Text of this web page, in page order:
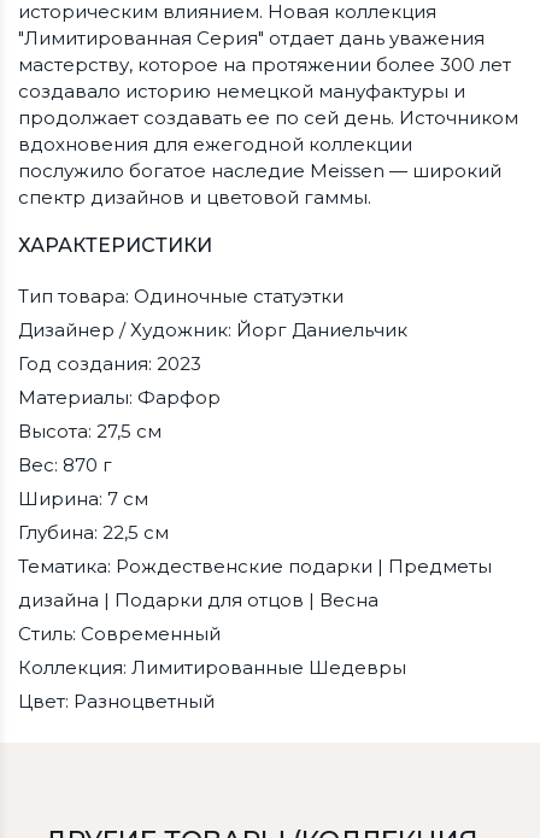
историческим влиянием. Новая коллекция
"Лимитированная Серия" отдает дань уважения
мастерству, которое на протяжении более 300 лет
создавало историю немецкой мануфактуры и
продолжает создавать ее по сей день. Источником
вдохновения для ежегодной коллекции
послужило богатое наследие Meissen — широкий
спектр дизайнов и цветовой гаммы.
ХАРАКТЕРИСТИКИ
Тип товара: Одиночные статуэтки
Дизайнер / Художник: Йорг Даниельчик
Год создания: 2023
Материалы: Фарфор
Высота: 27,5 см
Вес: 870 г
Ширина: 7 см
Глубина: 22,5 см
Тематика: Рождественские подарки | Предметы
дизайна | Подарки для отцов | Весна
Стиль: Современный
Коллекция: Лимитированные Шедевры
Цвет: Разноцветный